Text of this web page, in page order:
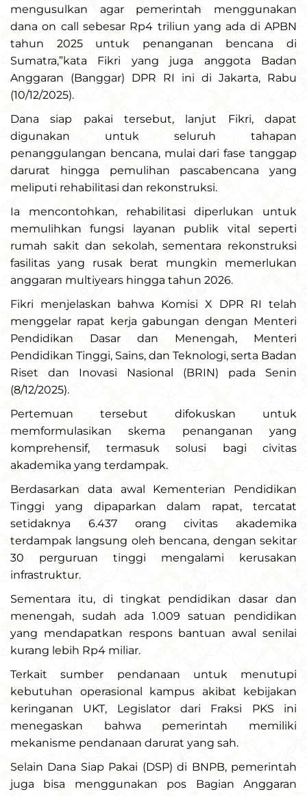
mengusulkan agar pemerintah menggunakan
dana on call sebesar Rp4 triliun yang ada di APBN
tahun 2025 untuk penanganan bencana di
Sumatra,”kata Fikri yang juga anggota Badan
Anggaran (Banggar) DPR RI ini di Jakarta, Rabu
(10/12/2025).
Dana siap pakai tersebut, lanjut Fikri, dapat
digunakan untuk seluruh tahapan
penanggulangan bencana, mulai dari fase tanggap
darurat hingga pemulihan pascabencana yang
meliputi rehabilitasi dan rekonstruksi.
Ia mencontohkan, rehabilitasi diperlukan untuk
memulihkan fungsi layanan publik vital seperti
rumah sakit dan sekolah, sementara rekonstruksi
fasilitas yang rusak berat mungkin memerlukan
anggaran multiyears hingga tahun 2026.
Fikri menjelaskan bahwa Komisi X DPR RI telah
menggelar rapat kerja gabungan dengan Menteri
Pendidikan Dasar dan Menengah, Menteri
Pendidikan Tinggi, Sains, dan Teknologi, serta Badan
Riset dan Inovasi Nasional (BRIN) pada Senin
(8/12/2025).
Pertemuan tersebut difokuskan untuk
memformulasikan skema penanganan yang
komprehensif, termasuk solusi bagi civitas
akademika yang terdampak.
Berdasarkan data awal Kementerian Pendidikan
Tinggi yang dipaparkan dalam rapat, tercatat
setidaknya 6.437 orang civitas akademika
terdampak langsung oleh bencana, dengan sekitar
30 perguruan tinggi mengalami kerusakan
infrastruktur.
Sementara itu, di tingkat pendidikan dasar dan
menengah, sudah ada 1.009 satuan pendidikan
yang mendapatkan respons bantuan awal senilai
kurang lebih Rp4 miliar.
Terkait sumber pendanaan untuk menutupi
kebutuhan operasional kampus akibat kebijakan
keringanan UKT, Legislator dari Fraksi PKS ini
menegaskan bahwa pemerintah memiliki
mekanisme pendanaan darurat yang sah.
Selain Dana Siap Pakai (DSP) di BNPB, pemerintah
juga bisa menggunakan pos Bagian Anggaran